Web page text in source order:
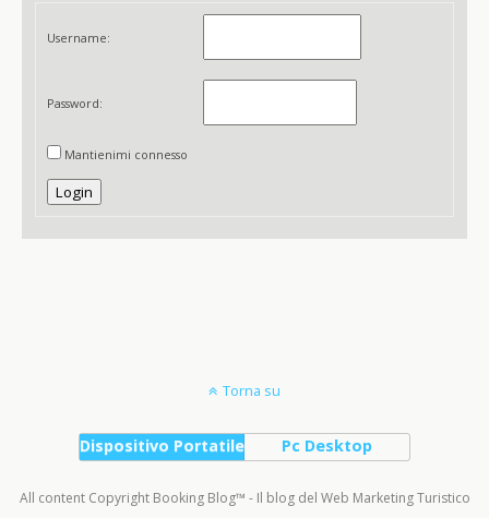
Username:
Password:
Mantienimi connesso
Login
Torna su
Dispositivo Portatile Pc Desktop
All content Copyright Booking Blog™ - Il blog del Web Marketing Turistico